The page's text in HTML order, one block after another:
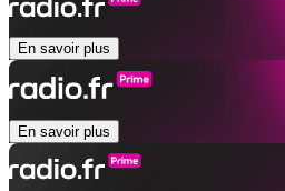
En savoir plus
En savoir plus